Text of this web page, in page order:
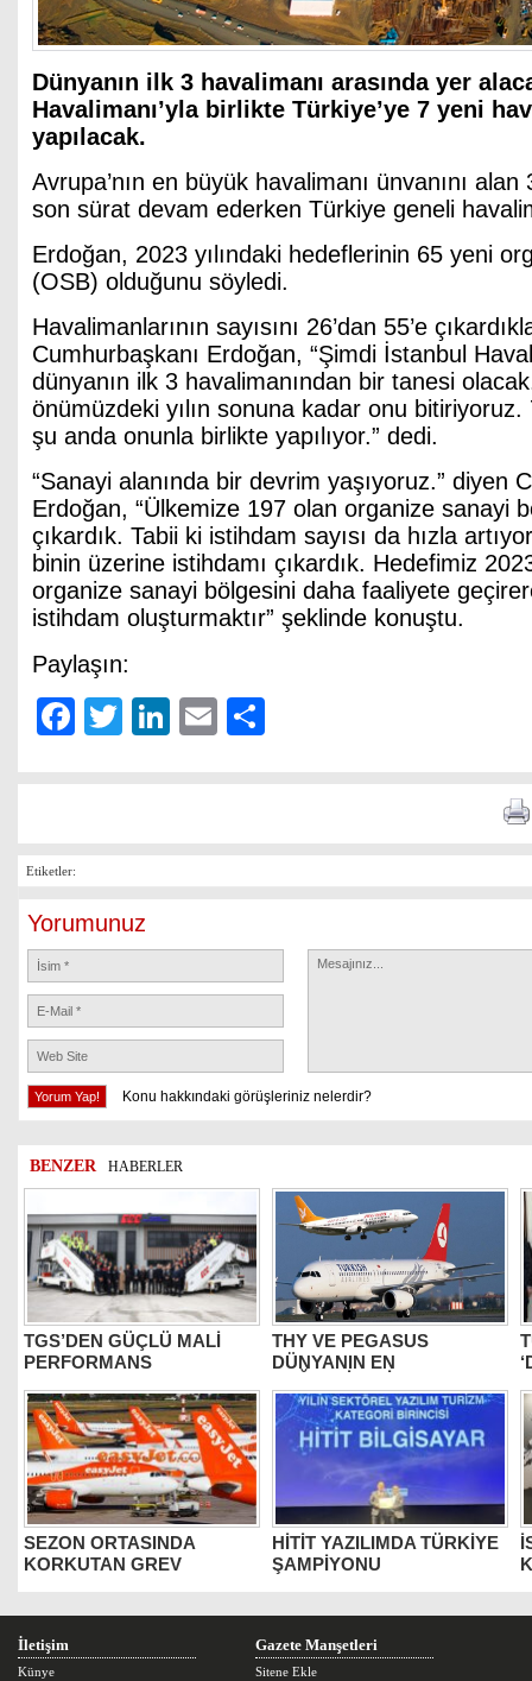
Dünyanın ilk 3 havalimanı arasında yer
Havalimanı’yla birlikte Türkiye’ye 7 yeni
yapılacak.
Avrupa’nın en büyük havalimanı ünvanını
son sürat devam ederken Türkiye geneli
Erdoğan, 2023 yılındaki hedeflerinin 65 yeni
(OSB) olduğunu söyledi.
Havalimanlarının sayısını 26’dan 55’e
Cumhurbaşkanı Erdoğan, “Şimdi İstanbul
dünyanın ilk 3 havalimanından bir tanesi
önümüzdeki yılın sonuna kadar onu bitiriyoruz.
şu anda onunla birlikte yapılıyor.” dedi.
“Sanayi alanında bir devrim yaşıyoruz.” diyen
Erdoğan, “Ülkemize 197 olan organize sanayi
çıkardık. Tabii ki istihdam sayısı da hızla
binin üzerine istihdamı çıkardık. Hedefimiz
organize sanayi bölgesini daha faaliyete
istihdam oluşturmaktır” şeklinde konuştu.
Paylaşın:
Facebook
TwitterLinkedIn
Email
Etiketler:
Yorumunuz
Konu hakkındaki görüşleriniz nelerdir?
BENZER HABERLER
TGS’DEN GÜÇLÜ MALİ
PERFORMANS
THY VE PEGASUS
DÜNYANIN EN
SEZON ORTASINDA
KORKUTAN GREV
HİTİT YAZILIMDA TÜRKİYE
ŞAMPİYONU
İletişim
Künye
Gazete Manşetleri
Sitene Ekle